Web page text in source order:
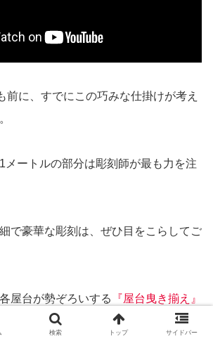
前に、すでにこの巧みな仕掛けが考え
メートルの部分は彫刻師が最も力を注
で豪華な彫刻は、ぜひ目をこらしてご
屋台が勢ぞろいする
『屋台曳き揃え』
検索 トップ サイドバー